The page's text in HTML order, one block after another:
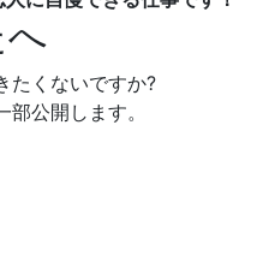
たくないですか?
公開します。